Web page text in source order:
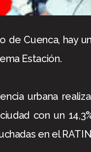
de Cuenca, hay
Estación.
urbana
con un
en el